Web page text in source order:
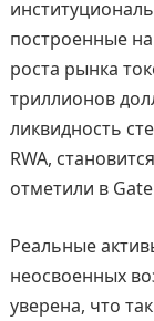
построенные
роста рынка
триллионов
ликвидность
RWA,
отметили в
Реальные
неосвоенных
уверена, что